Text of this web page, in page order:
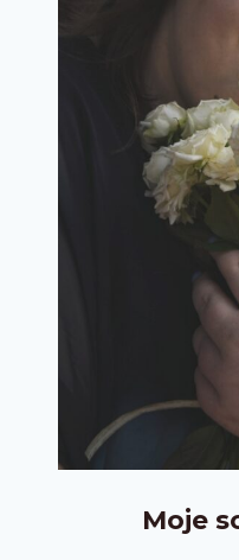
Moje